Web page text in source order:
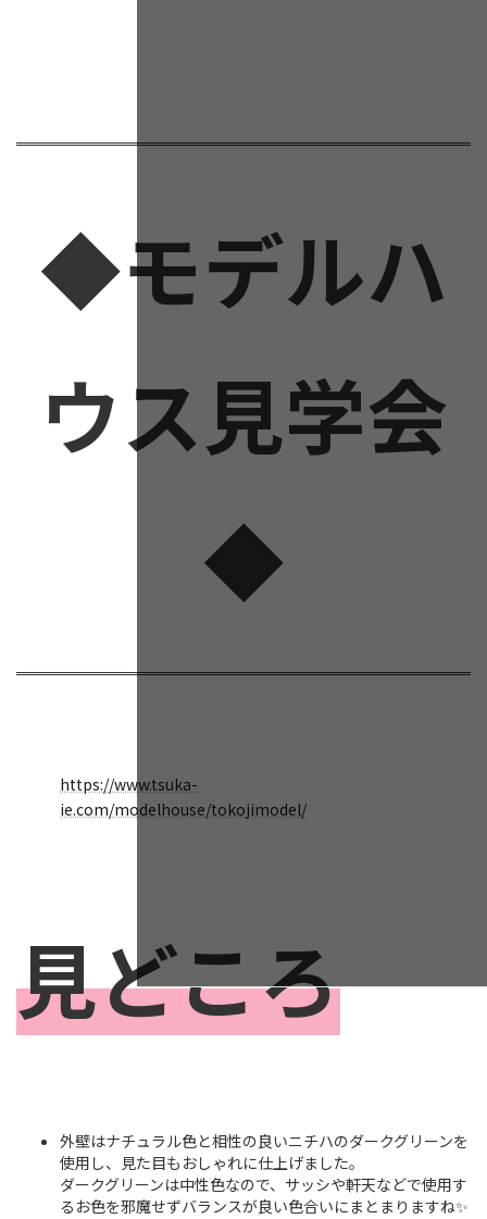
◆モデルハ
ウス見学会
◆
https://www.tsuka-
ie.com/modelhouse/tokojimodel/
見どころ
外壁はナチュラル色と相性の良いニチハのダークグリーンを
使用し、見た目もおしゃれに仕上げました。
ダークグリーンは中性色なので、サッシや軒天などで使用す
るお色を邪魔せずバランスが良い色合いにまとまりますね✨